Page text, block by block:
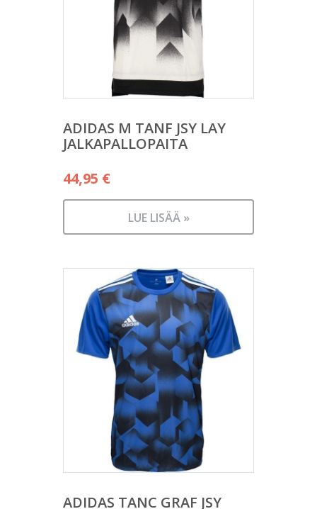
ADIDAS M TANF JSY LAY
JALKAPALLOPAITA
44,95 €
LUE LISÄÄ »
ADIDAS TANC GRAF JSY